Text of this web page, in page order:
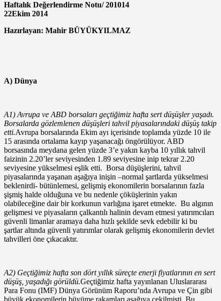
Haftalık Değerlendirme Notu/ 201014
22Ekim 2014
Hazırlayan: Mahir BÜYÜKYILMAZ
A) Dünya
A1) Avrupa ve ABD borsaları geçtiğimiz hafta sert düşüşler yaşadı.
Borsalarda gözlemlenen düşüşleri tahvil piyasalarındaki düşüş takip
etti.Avrupa borsalarında Ekim ayı içerisinde toplamda yüzde 10 ile
15 arasında ortalama kayıp yaşanacağı öngörülüyor. ABD
borsasında meydana gelen yüzde 3’e yakın kayba 10 yıllık tahvil
faizinin 2.20’ler seviyesinden 1.89 seviyesine inip tekrar 2.20
seviyesine yükselmesi eşlik etti. Borsa düşüşlerini, tahvil
piyasalarında yaşanan aşağıya inişin –normal şartlarda yükselmesi
beklenirdi- bütünlemesi, gelişmiş ekonomilerin borsalarının fazla
şişmiş halde olduğuna ve bu nedenle çöküşlerinin yakın
olabileceğine dair bir korkunun varlığına işaret etmekte. Bu algının
gelişmesi ve piyasaların çalkantılı halinin devam etmesi yatırımcıları
güvenli limanlar aramaya daha hızlı şekilde sevk edebilir ki bu
şartlar altında güvenli yatırımlar olarak gelişmiş ekonomilerin devlet
tahvilleri öne çıkacaktır.
A2) Geçtiğimiz hafta son dört yıllık süreçte enerji fiyatlarının en sert
düşüş, yaşadığı görüldü.Geçtiğimiz hafta yayınlanan Uluslararası
Para Fonu (IMF) Dünya Görünüm Raporu’nda Avrupa ve Çin gibi